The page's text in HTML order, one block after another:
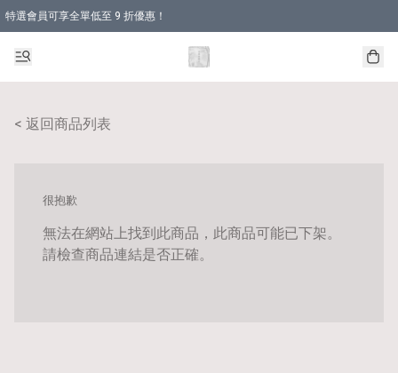
特選會員可享全單低至 9 折優惠！
< 返回商品列表
很抱歉
無法在網站上找到此商品，此商品可能已下架。
請檢查商品連結是否正確。